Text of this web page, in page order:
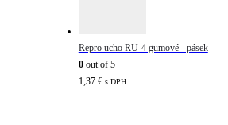
Repro ucho RU-4 gumové - pásek
0out of 5
1,37 € s DPH